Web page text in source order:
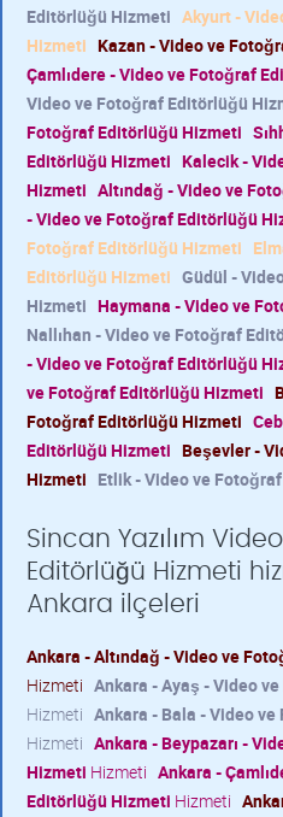
Editörlüğü Hizmeti Akyurt -
Hizmeti Kazan - Video ve
Çamlıdere - Video ve Fotoğraf
Video ve Fotoğraf Editörlüğü
Fotoğraf Editörlüğü Hizmeti
Editörlüğü Hizmeti Kalecik -
Hizmeti Altındağ - Video ve
- Video ve Fotoğraf Editörlüğü
Fotoğraf Editörlüğü Hizmeti
Editörlüğü Hizmeti Güdül -
Hizmeti Haymana - Video ve
Nallıhan - Video ve Fotoğraf
- Video ve Fotoğraf Editörlüğü
ve Fotoğraf Editörlüğü Hizmeti
Fotoğraf Editörlüğü Hizmeti
Editörlüğü Hizmeti Beşevler -
Hizmeti Etlik - Video ve
Sincan Yazılım
Editörlüğü Hizmeti
Ankara ilçeleri
Ankara - Altındağ - Video ve
Hizmeti Ankara - Ayaş - Video
Hizmeti Ankara - Bala - Video
Hizmeti Ankara - Beypazarı -
Hizmeti Hizmeti Ankara -
Editörlüğü Hizmeti Hizmeti